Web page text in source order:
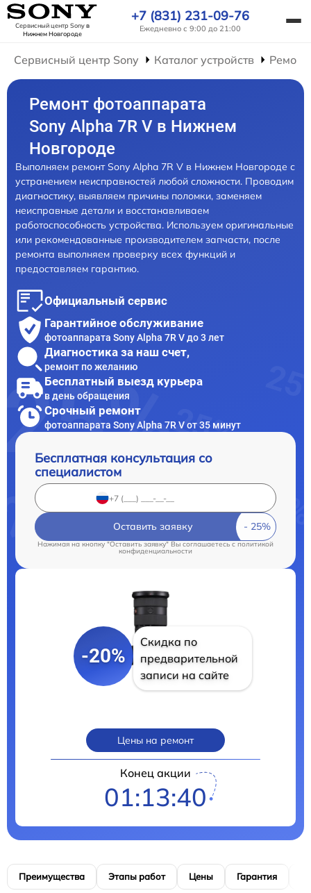
Сервисный центр Sonyв
Нижнем Новгороде
+7 (831) 231-09-76
Ежедневно с 9:00 до 21:00
Сервисный центр Sony Каталог устройств
Ремонт фотоаппарата
Sony Alpha 7R V в Нижнем
Новгороде
Выполняем ремонт Sony Alpha 7R V в Нижнем Новгороде с
устранением неисправностей любой сложности. Проводим
диагностику, выявляем причины поломки, заменяем
неисправные детали и восстанавливаем
работоспособность устройства. Используем оригинальные
или рекомендованные производителем запчасти, после
ремонта выполняем проверку всех функций и
предоставляем гарантию.
Официальный сервис
Гарантийное обслуживание
фотоаппарата Sony Alpha 7R V до 3 лет
Диагностика за наш счет,
ремонт по желанию
Бесплатный выезд курьера
в день обращения
Срочный ремонт
фотоаппарата Sony Alpha 7R V от 35 минут
Бесплатная консультация со
специалистом
Оставить заявку
Нажимая на кнопку "Оставить заявку" Вы соглашаетесь c политикой
конфиденциальности
-20%
Скидка по
предварительной
записи на сайте
Цены на ремонт
Конец акции
01:13:40
Преимущества Этапы работ Цены Гарантия